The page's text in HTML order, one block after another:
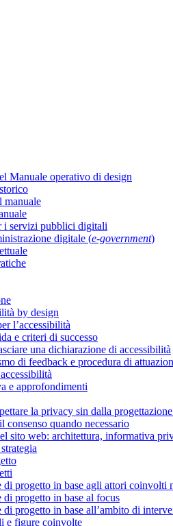
Manuale operativo di design
manuale
i servizi pubblici digitali
digitale (e-government)
by design
l’accessibilità
e criteri di successo
una dichiarazione di accessibilità
di feedback e procedura di
e approfondimenti
la privacy sin dalla
consenso quando necessario
sito web: architettura, informativa
di progetto in base agli attori coinvolti
progetto in base al focus
progetto in base all’ambito di
e figure coinvolte